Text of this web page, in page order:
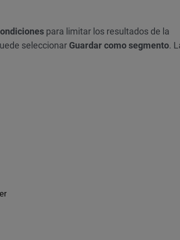
para limitar los resultados de la
seleccionar Guardar como segmento.